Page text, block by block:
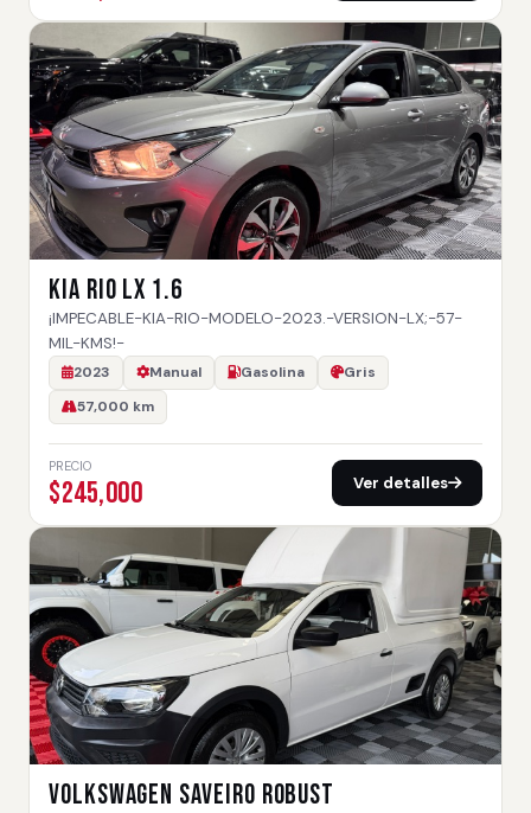
KIA RIO LX 1.6
¡IMPECABLE-KIA-RIO-MODELO-2023.-VERSION-LX;-57-
MIL-KMS!-
2023 Manual Gasolina
Gris
57,000 km
PRECIO
$245,000 Ver detalles
VOLKSWAGEN SAVEIRO ROBUST